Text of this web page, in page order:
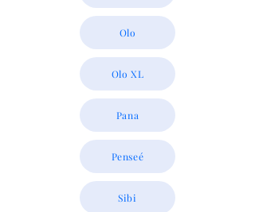
Olo
Olo XL
Pana
Penseé
Sibi